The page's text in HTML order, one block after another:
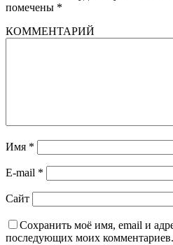
помечены *
КОММЕНТАРИЙ
Имя *
E-mail *
Сайт
Сохранить моё имя, email и
последующих моих комментариев.